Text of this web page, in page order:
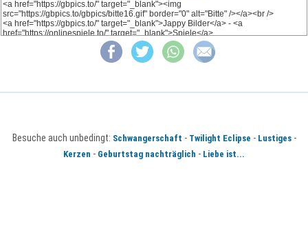
Besuche auch unbedingt: Schwangerschaft - Twilight Eclipse - Lustiges-
Kerzen - Geburtstag nachträglich - Liebe ist...